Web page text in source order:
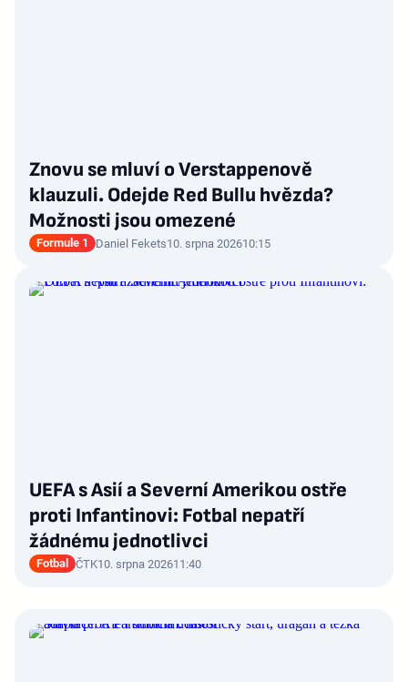
Znovu se mluví o Verstappenově
klauzuli. Odejde Red Bullu hvězda?
Možnosti jsou omezené
Formule 1 Daniel Fekets10. srpna 202610:15
UEFA s Asií a Severní Amerikou ostře
proti Infantinovi: Fotbal nepatří
žádnému jednotlivci
Fotbal ČTK10. srpna 202611:40